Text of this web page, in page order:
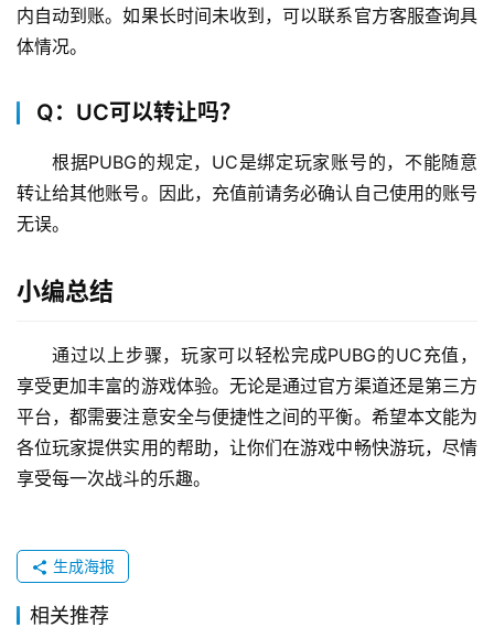
内自动到账。如果长时间未收到，可以联系官方客服查询具
体情况。
Q：UC可以转让吗？
根据PUBG的规定，UC是绑定玩家账号的，不能随意
转让给其他账号。因此，充值前请务必确认自己使用的账号
无误。
小编总结
通过以上步骤，玩家可以轻松完成PUBG的UC充值，
享受更加丰富的游戏体验。无论是通过官方渠道还是第三方
平台，都需要注意安全与便捷性之间的平衡。希望本文能为
各位玩家提供实用的帮助，让你们在游戏中畅快游玩，尽情
享受每一次战斗的乐趣。
生成海报
相关推荐